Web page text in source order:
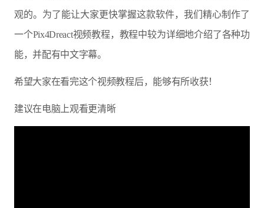
观的。为了能让大家更快掌握这款软件，我们精心制作了
一个Pix4Dreact视频教程，教程中较为详细地介绍了各种功
能，并配有中文字幕。
希望大家在看完这个视频教程后，能够有所收获！
建议在电脑上观看更清晰